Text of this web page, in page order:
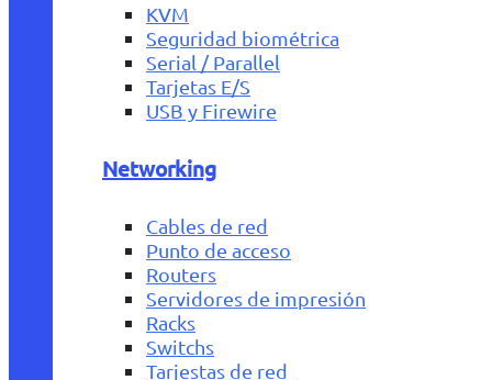
KVM
Seguridad biométrica
Serial / Parallel
Tarjetas E/S
USB y Firewire
Networking
Cables de red
Punto de acceso
Routers
Servidores de impresión
Racks
Switchs
Tarjestas de red